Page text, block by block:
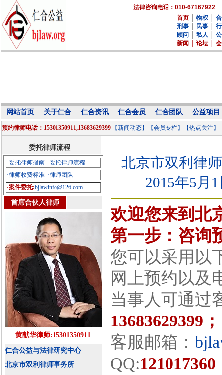
法律咨询电话：010-67167922
首页
物权
刑事
民事
顾问
私人
新闻
论坛
网站首页 关于仁合 仁合资讯 仁合会员 仁合团队 公益项目
预约律师电话：15301350911,13683629399 【新闻动态】 【会员专栏】 【热点关注】
委托律师流程
·委托律师指南 ·委托律师流程
·律师收费标准 ·律师团队
·案件委托:bjlawinfo@126.com
首席合伙人律师
黄献华律师:15301350911
仁合公益与法律研究中心
北京市双利律师事务所
北京市双利律
2015年5月1
欢迎您来到北
第一步：咨询
您可以采用以
网上预约以及
当事人可通过
13683629399；
客服邮箱：
QQ:121017360